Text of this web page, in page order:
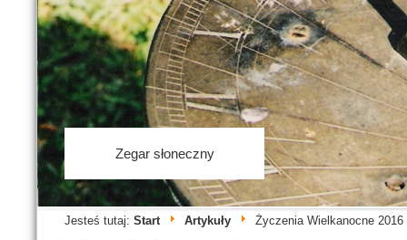
Zegar słoneczny
Jesteś tutaj: Start Artykuły Życzenia Wielkanocne 2016